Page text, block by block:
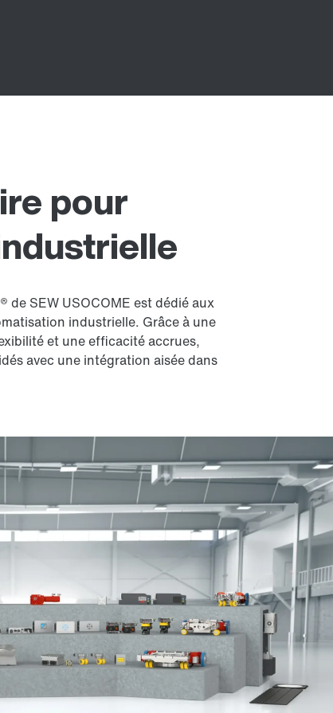
pour
de SEW USOCOME est dédié aux
industrielle. Grâce à une
et une efficacité accrues,
avec une intégration aisée dans